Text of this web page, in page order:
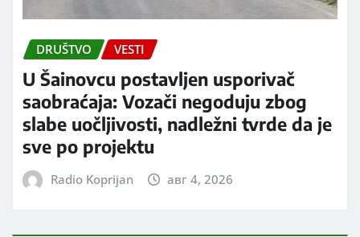
DRUŠTVO VESTI
U Šainovcu postavljen usporivač
saobraćaja: Vozači negoduju zbog
slabe uočljivosti, nadležni tvrde da je
sve po projektu
Radio Koprijan авг 4, 2026